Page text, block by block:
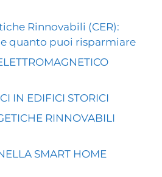
Rinnovabili (CER):
quanto puoi risparmiare
IN EDIFICI STORICI
RINNOVABILI
SMART HOME